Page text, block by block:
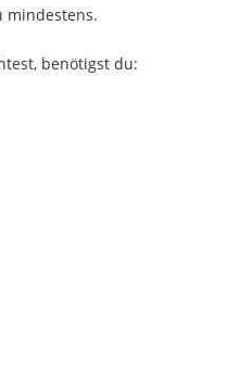
mindestens.
benötigst du: